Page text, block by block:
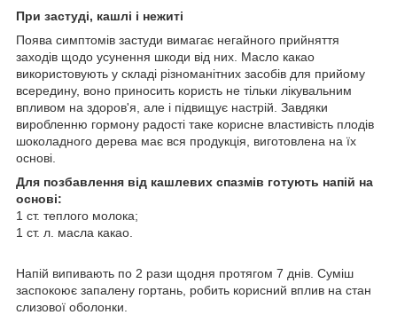
При застуді, кашлі і нежиті
Поява симптомів застуди вимагає негайного прийняття
заходів щодо усунення шкоди від них. Масло какао
використовують у складі різноманітних засобів для прийому
всередину, воно приносить користь не тільки лікувальним
впливом на здоров'я, але і підвищує настрій. Завдяки
виробленню гормону радості таке корисне властивість плодів
шоколадного дерева має вся продукція, виготовлена на їх
основі.
Для позбавлення від кашлевих спазмів готують напій на
основі:
1 ст. теплого молока;
1 ст. л. масла какао.
Напій випивають по 2 рази щодня протягом 7 днів. Суміш
заспокоює запалену гортань, робить корисний вплив на стан
слизової оболонки.